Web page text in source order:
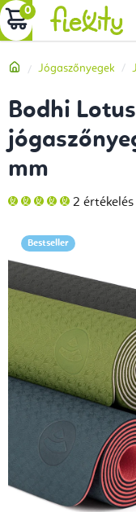
Ugrás
a
tartalomhoz
KOSÁR
Kezdőlap
Jógaszőnyegek
Bodhi
mm
A
termék
5-
ből
2 értékelés
Bestseller